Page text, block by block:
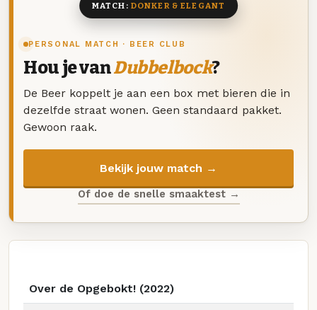
PERSONAL MATCH · BEER CLUB
Hou je vanDubbelbock?
De Beer koppelt je aan een box met bieren die in
dezelfde straat wonen. Geen standaard pakket.
Gewoon raak.
Bekijk jouw match →
Of doe de snelle smaaktest →
MATCH: DONKER & ELEGANT
Over de Opgebokt! (2022)